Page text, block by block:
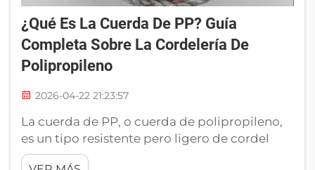
¿Qué Es La Cuerda De PP? Guía
Completa Sobre La Cordelería De
Polipropileno
2026-04-22 21:23:57
La cuerda de PP, o cuerda de polipropileno,
es un tipo resistente pero ligero de cordel
fabricado con este plástico denominado